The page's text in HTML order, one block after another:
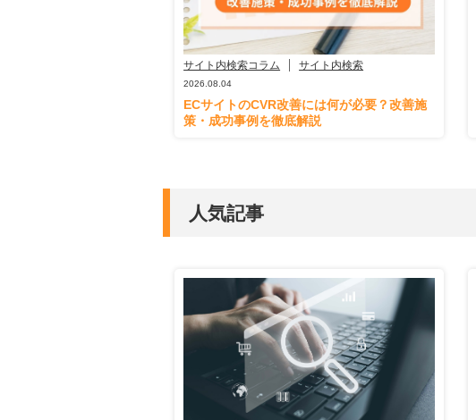
サイト内検索コラム サイト内検索
2026.08.04
ECサイトのCVR改善には何が必要？改善施
策・成功事例を徹底解説
人気記事